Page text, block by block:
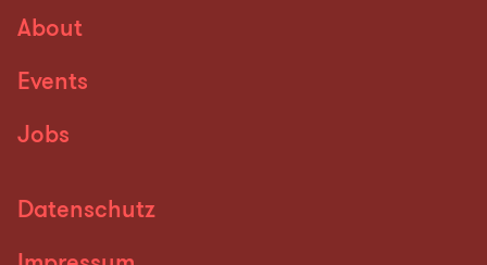
About
Events
Jobs
Datenschutz